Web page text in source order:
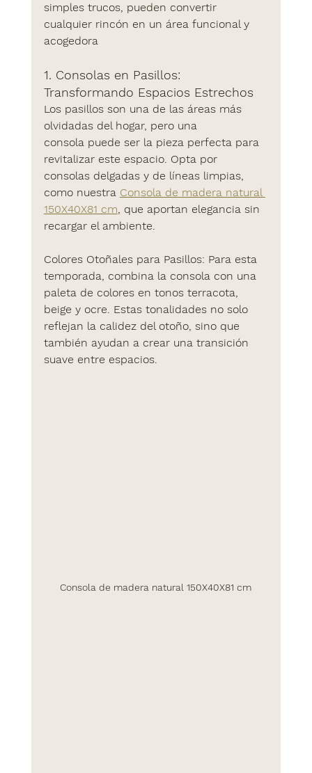
simples trucos, pueden convertir
cualquier rincón en un área funcional y
acogedora
1. Consolas en Pasillos:
Transformando Espacios Estrechos
Los pasillos son una de las áreas más
olvidadas del hogar, pero una
consola puede ser la pieza perfecta para
revitalizar este espacio. Opta por
consolas delgadas y de líneas limpias,
como nuestra Consola de madera natural
150X40X81 cm, que aportan elegancia sin
recargar el ambiente.
Colores Otoñales para Pasillos: Para esta
temporada, combina la consola con una
paleta de colores en tonos terracota,
beige y ocre. Estas tonalidades no solo
reflejan la calidez del otoño, sino que
también ayudan a crear una transición
suave entre espacios.
Consola de madera natural 150X40X81 cm